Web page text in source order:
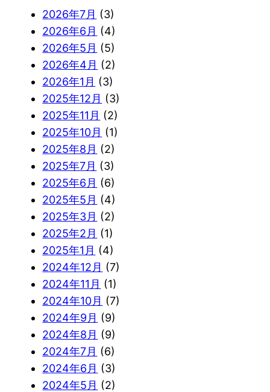
2026年7月 (3)
2026年6月 (4)
2026年5月 (5)
2026年4月 (2)
2026年1月 (3)
2025年12月 (3)
2025年11月 (2)
2025年10月 (1)
2025年8月 (2)
2025年7月 (3)
2025年6月 (6)
2025年5月 (4)
2025年3月 (2)
2025年2月 (1)
2025年1月 (4)
2024年12月 (7)
2024年11月 (1)
2024年10月 (7)
2024年9月 (9)
2024年8月 (9)
2024年7月 (6)
2024年6月 (3)
2024年5月 (2)